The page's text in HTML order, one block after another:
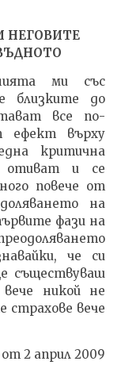
от
Future of
Beyond
НЕГОВИТЕ
ми със
близките до
все по-
ефект върху
критична
отиват и се
повече от
на
фази на
че си
съществуваш
вече никой не
страхове вече
2 април 2009